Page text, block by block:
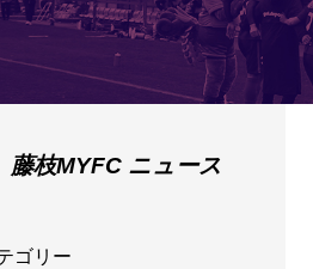
藤枝MYFC ニュース
ゴリー